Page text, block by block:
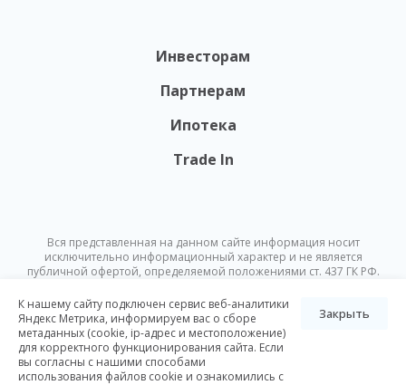
Инвесторам
Партнерам
Ипотека
Trade In
Вся представленная на данном сайте информация носит
исключительно информационный характер и не является
публичной офертой, определяемой положениями ст. 437 ГК РФ.
изменена в любое время без предварительного уведомления.
© Nikoliers 2026
Положение об обработке персональных данных
К нашему сайту подключен сервис веб-аналитики
Яндекс Метрика, информируем вас о сборе
метаданных (cookie, ip-адрес и местоположение)
для корректного функционирования сайта. Если
вы согласны с нашими способами
использования файлов cookie и ознакомились с
Закрыть